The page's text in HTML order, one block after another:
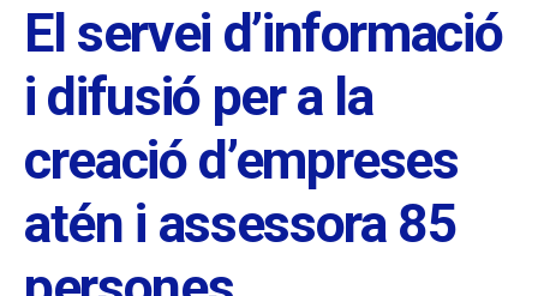
El servei d’informació
i difusió per a la
creació d’empreses
atén i assessora 85